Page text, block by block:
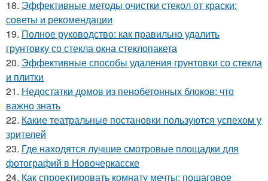
18. Эффективные методы очистки стекол от краски:
советы и рекомендации
19. Полное руководство: как правильно удалить
грунтовку со стекла окна стеклопакета
20. Эффективные способы удаления грунтовки со стекла
и плитки
21. Недостатки домов из пенобетонных блоков: что
важно знать
22. Какие театральные постановки пользуются успехом у
зрителей
23. Где находятся лучшие смотровые площадки для
фотографий в Новочеркасске
24. Как спроектировать комнату мечты: пошаговое